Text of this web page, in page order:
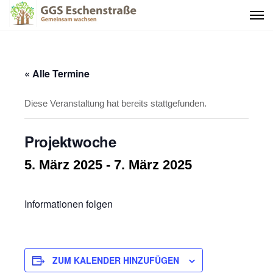
« Alle Termine
Diese Veranstaltung hat bereits stattgefunden.
Projektwoche
5. März 2025 - 7. März 2025
Informationen folgen
ZUM KALENDER HINZUFÜGEN